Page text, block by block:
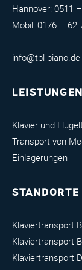
Hannover: 0511
Mobil: 0176 – 62
info@tpl-piano.de
LEISTUNGEN
Klavier und
Transport von
Einlagerungen
STANDORTE
Klaviertransport
Klaviertransport
Klaviertransport